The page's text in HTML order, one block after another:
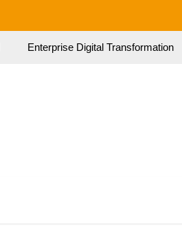
Enterprise Digital Transformation